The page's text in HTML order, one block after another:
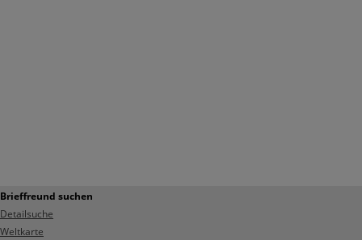
Brieffreund suchen
Detailsuche
Weltkarte